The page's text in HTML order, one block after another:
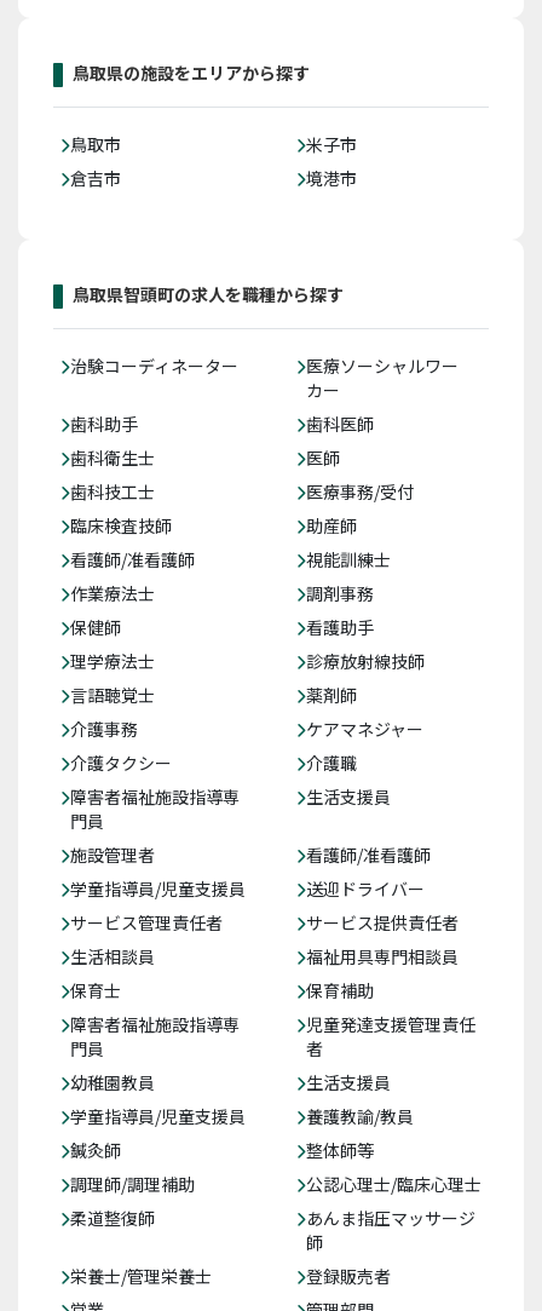
鳥取県の施設をエリアから探す
鳥取市
米子市
倉吉市
境港市
鳥取県智頭町の求人を職種から探す
治験コーディネーター
医療ソーシャルワー
カー
歯科助手
歯科医師
歯科衛生士
医師
歯科技工士
医療事務/受付
臨床検査技師
助産師
看護師/准看護師
視能訓練士
作業療法士
調剤事務
保健師
看護助手
理学療法士
診療放射線技師
言語聴覚士
薬剤師
介護事務
ケアマネジャー
介護タクシー
介護職
障害者福祉施設指導専
門員
生活支援員
施設管理者
看護師/准看護師
学童指導員/児童支援員
送迎ドライバー
サービス管理責任者
サービス提供責任者
生活相談員
福祉用具専門相談員
保育士
保育補助
障害者福祉施設指導専
門員
児童発達支援管理責任
者
幼稚園教員
生活支援員
学童指導員/児童支援員
養護教諭/教員
鍼灸師
整体師等
調理師/調理補助
公認心理士/臨床心理士
柔道整復師
あんま指圧マッサージ
師
栄養士/管理栄養士
登録販売者